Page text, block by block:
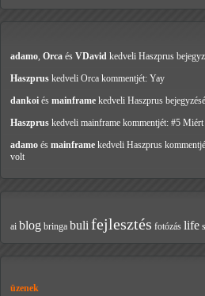
adamo, Orca és VDavid kedveli Haszprus
Haszprus kedveli Orca kommentjét: Yay
dankoi és mainframe kedveli Haszprus
Haszprus kedveli mainframe kommentjét: #5 Miért
adamo és mainframe kedveli Haszprus
volt
ai blog bringa buli fejlesztés fotózás life
üzenek